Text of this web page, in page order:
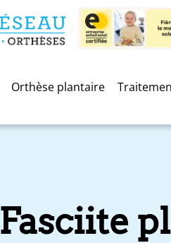
Orthèse plantaire
Fasciite